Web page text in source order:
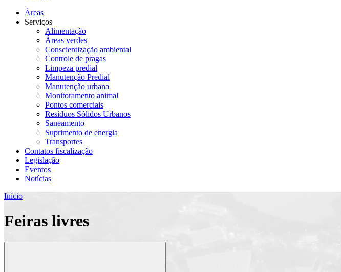
Áreas
Serviços
Alimentação
Áreas verdes
Conscientização ambiental
Controle de pragas
Limpeza predial
Manutenção Predial
Manutenção urbana
Monitoramento animal
Pontos comerciais
Resíduos Sólidos Urbanos
Saneamento
Suprimento de energia
Transportes
Contatos fiscalização
Legislação
Eventos
Notícias
Início
Feiras livres